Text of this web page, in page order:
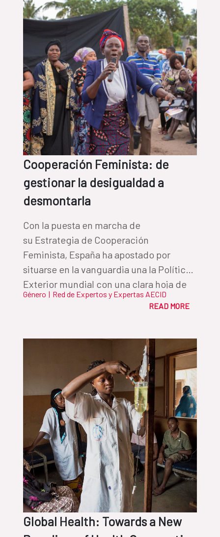
Cooperación Feminista: de
gestionar la desigualdad a
desmontarla
Con la puesta en marcha de
su Estrategia de Cooperación
Feminista, España ha apostado por
situarse en la vanguardia una la Política
Exterior mundial con una clara hoja de
ruta; transformar las estructuras de
sociedades más igualitarias, libres,
justas y, en definitiva,
más democráticas
Género | Red de Expertos y Expertas AECID
READ MORE
Global Health: Towards a New